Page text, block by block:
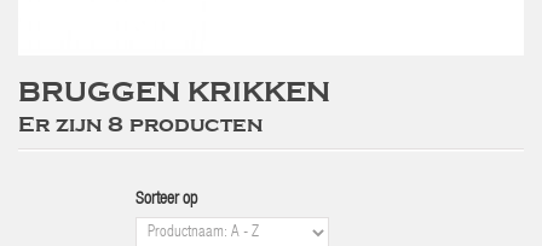
BRUGGEN KRIKKEN
Er zijn 8 producten
Sorteer op